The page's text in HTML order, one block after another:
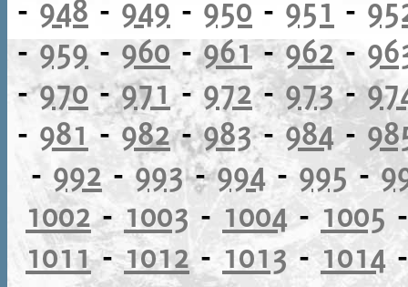
- 948 - 949 - 950 - 951 -
-959-960-961-962-
-970-971-972-973-
- 981 - 982-983-984-
- 992- 993-994 -995-
1002- 1003 - 1004 - 1005
1011-1012-1013-1014